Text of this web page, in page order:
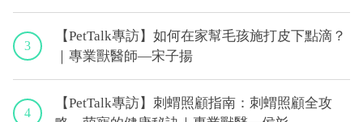
獸醫—侯彣
3
【PetTalk專訪】如何在家幫毛孩施打皮下點滴？
｜專業獸醫師—宋子揚
4
【PetTalk專訪】刺蝟照顧指南：刺蝟照顧全攻